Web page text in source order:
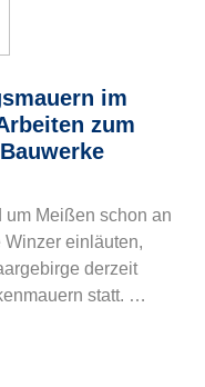
im
zum
Meißen schon an
Winzer einläuten,
derzeit
statt. …